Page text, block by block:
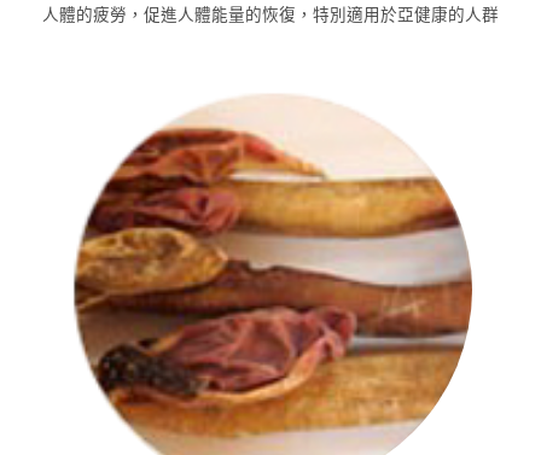
人體的疲勞，促進人體能量的恢復，特別適用於亞健康的人群